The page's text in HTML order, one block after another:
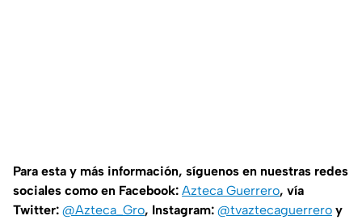
Para esta y más información, síguenos en nuestras redes
sociales como en Facebook: Azteca Guerrero, vía
Twitter: @Azteca_Gro, Instagram: @tvaztecaguerrero y